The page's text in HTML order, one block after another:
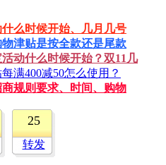
么时候开始、几月几号
津贴是按全款还是尾款
动什么时候开始？双11几
满400减50怎么使用？
规则要求、时间、购物
25
转发